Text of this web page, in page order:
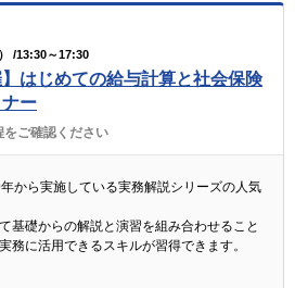
/13:30～17:30
】はじめての給与計算と社会保険
ー
ご確認ください
から実施している実務解説シリーズの人気
基礎からの解説と演習を組み合わせること
務に活用できるスキルが習得できます。